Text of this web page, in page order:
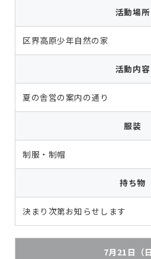
活動場所
区界高原少年自然の家
活動内容
夏の舎営の案内の通り
服装
制服・制帽
持ち物
決まり次第お知らせします
7月21日（日